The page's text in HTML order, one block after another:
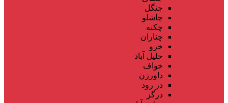
جنگل
چاشلو
چکنه
چناران
خرو
خلیل آباد
خواف
داورزن
در رود
درگز